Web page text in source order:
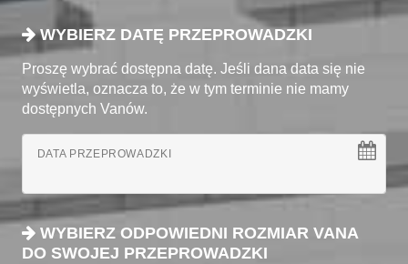
WYBIERZ DATĘ PRZEPROWADZKI
Proszę wybrać dostępna datę. Jeśli dana data się nie
wyświetla, oznacza to, że w tym terminie nie mamy
dostępnych Vanów.
DATA PRZEPROWADZKI
WYBIERZ ODPOWIEDNI ROZMIAR VANA
DO SWOJEJ PRZEPROWADZKI